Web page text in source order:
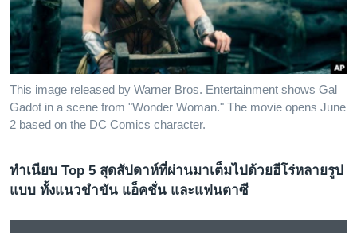
เรียนรู้ภาษาอังกฤษ
พอดคาสต์
ติดตามเรา
เลือกภาษา
This image released by Warner Bros. Entertainment shows Gal
Gadot in a scene from "Wonder Woman." The movie opens June
2 based on the DC Comics character.
ทำเนียบ Top 5 สุดสัปดาห์ที่ผ่านมาเต็มไปด้วยฮีโร่หลายรูป
แบบ ทั้งแนวขำขัน แอ็คชั่น และแฟนตาซี